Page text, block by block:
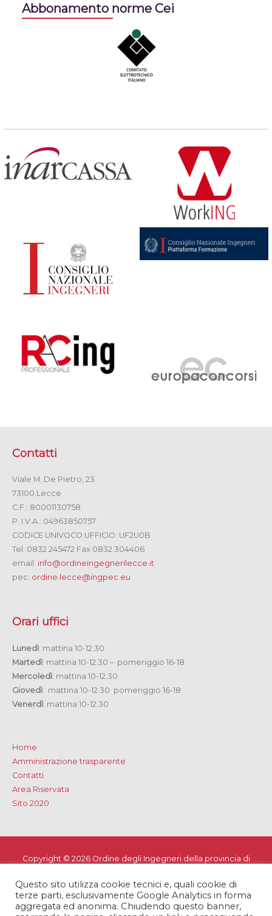
Abbonamento norme Cei
Contatti
Viale M. De Pietro, 23
73100 Lecce
C.F.: 80001130758
P. I.V.A.: 04963850757
CODICE UNIVOCO UFFICIO: UF2U0B
Tel. 0832 245472 Fax 0832 304406
email: info@ordineingegnerilecce.it
pec: ordine.lecce@ingpec.eu
Orari uffici
Lunedì: mattina 10-12.30
Martedì: mattina 10-12.30 – pomeriggio 16-18
Mercoledì: mattina 10-12.30
Giovedì: mattina 10-12.30 pomeriggio 16-18
Venerdì: mattina 10-12.30
Home
Amministrazione trasparente
Contatti
Area Riservata
Sito 2020
Copyright © 2026 Ordine degli Ingegneri della provincia di
Privacy e Cookie Policy-Note Legali -Dichiarazione di
accessibilità
Questo sito utilizza cookie tecnici e, quali cookie di
terze parti, esclusivamente Google Analytics in forma
aggregata ed anonima. Chiudendo questo banner,